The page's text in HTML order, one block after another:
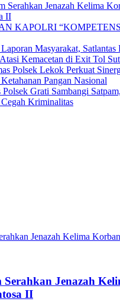
Serahkan Jenazah Kelima
II
KAPOLRI
Masyarakat, Satlantas
Kemacetan di Exit Tol
Polsek Lekok Perkuat
Pangan Nasional
Grati Sambangi
Kriminalitas
Jenazah
II